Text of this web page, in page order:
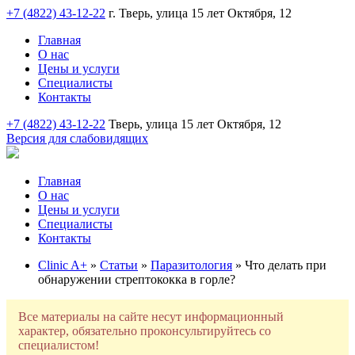
+7 (4822) 43-12-22 г. Тверь, улица 15 лет Октября, 12
Главная
О нас
Цены и услуги
Специалисты
Контакты
+7 (4822) 43-12-22 Тверь, улица 15 лет Октября, 12
Версия для слабовидящих
Главная
О нас
Цены и услуги
Специалисты
Контакты
Clinic A+ » Статьи » Паразитология » Что делать при
обнаружении стрептококка в горле?
Все материалы на сайте несут информационный
характер, обязательно проконсультируйтесь со
специалистом!